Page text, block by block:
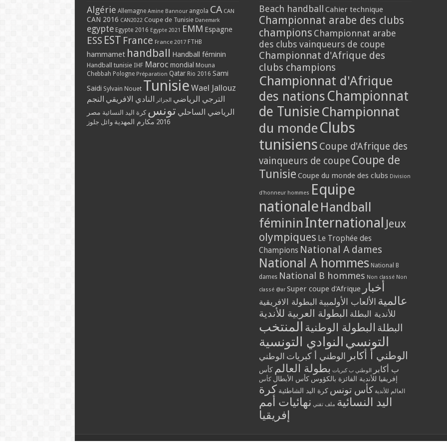
Algérie Allemagne Amine Bannour angola CA CAN
CAN 2016 CAN2022 Coupe de Tunisie Danemark
egypte Egypte 2016 Egypte 2021 EMM Espagne
ESS EST France France 2017 FTHB
hammamet handball Handball féminin
Handball tunisie IHF Maroc mondial Mouna
Chebbah Pologne Préparation Qatar Rio 2016 Sami
Saidi Sylvain Nouet Tunisie Wael Jallouz
الترجي الرياضي الجزائر النادي الافريقي النجم
الرياضي الساحلي تونس كرة اليد النسائية مصر
2016 مكارم المهدية وائل جلوز
Beach handball Cahier technique
Championnat arabe des clubs
champions Championnat arabe
des clubs vainqueurs de coupe
Championnat d'Afrique des
clubs champions
Championnat d'Afrique
des nations Championnat
de Tunisie Championnat
du monde Clubs
tunisiens Coupe d'Afrique des
vainqueurs de coupe Coupe de
Tunisie Coupe du monde des clubs Division
d'honneur hommes Equipe
nationale Handball
féminin International Jeux
olympiques Le Trophée des
Champions National A dames
National A hommes National B
dames National B hommes Non classé Non
classé @ar Super coupe d'Afrique أخبار
عالمية الألعاب الأولمبية البطولة الافريقية
للأندية البطلة البطولة العربية للأندية
البطلة البطولة الوطنية المنتخب
التونسي النوادي التونسية
الوطني أ أكابر الوطني أ كبريات الوطني
ب أكابر
الوطني ب كبريات بطولة العالم كأس
إفريقيا للأندية الفائزة بالكؤوس كأس الأبطال كأس
العالم للأندية كأس تونس كرة اليد الشاطئية كرة
اليد النسائية ملف تقني نهائيات أمم
إفريقيا